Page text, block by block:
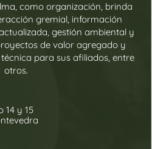
como organización, brinda
gremial, información
gestión ambiental y
de valor agregado y
para sus afiliados, entre
otros.
14 y 15